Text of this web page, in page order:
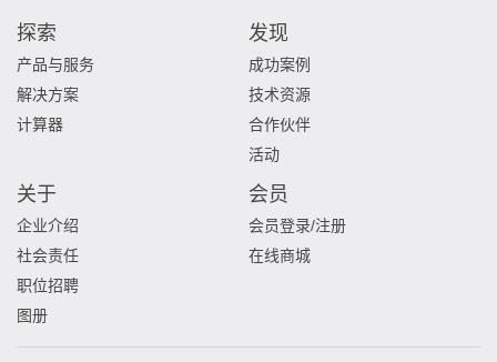
探索
产品与服务
解决方案
计算器
发现
成功案例
技术资源
合作伙伴
活动
关于
企业介绍
社会责任
职位招聘
图册
会员
会员登录/注册
在线商城